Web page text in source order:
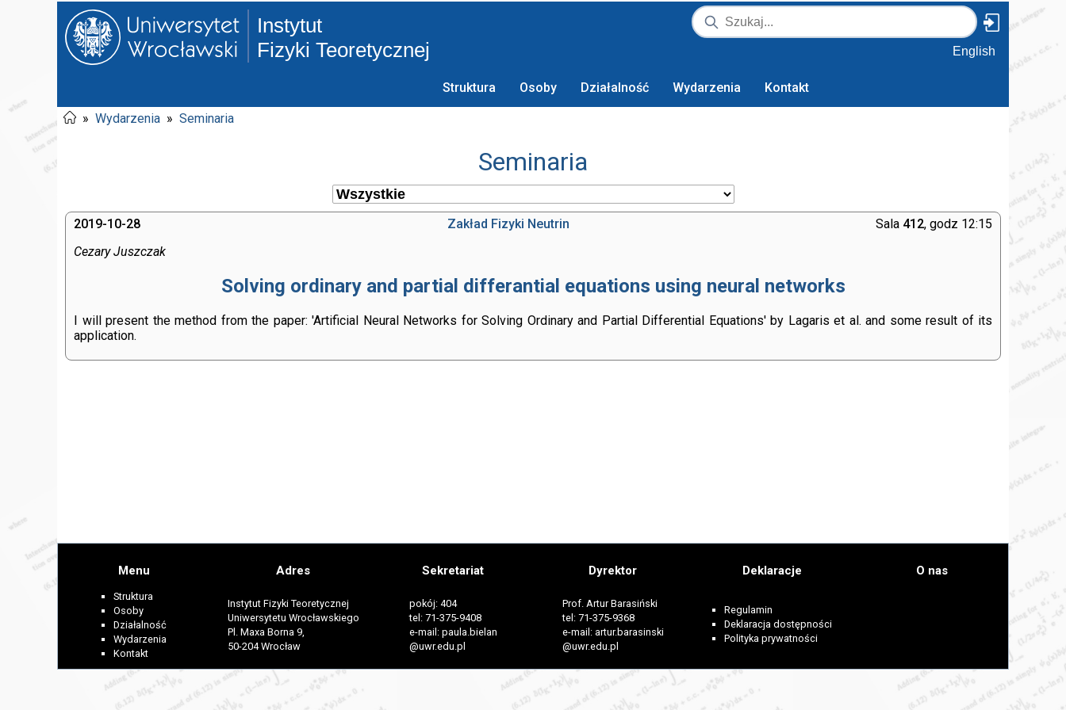
Instytut
Fizyki Teoretycznej
English
Struktura Osoby Działalność Wydarzenia Kontakt
» Wydarzenia » Seminaria
Seminaria
2019-10-28 Sala 412, godz 12:15
Zakład Fizyki Neutrin
Cezary Juszczak
Solving ordinary and partial differantial equations using neural networks
I will present the method from the paper: 'Artificial Neural Networks for Solving Ordinary and Partial Differential Equations' by Lagaris et al. and some result of its
application.
Menu
Struktura
Osoby
Działalność
Wydarzenia
Kontakt
Adres
Instytut Fizyki Teoretycznej
Uniwersytetu Wrocławskiego
Pl. Maxa Borna 9,
50-204 Wrocław
Sekretariat
pokój: 404
tel: 71-375-9408
e-mail: paula.bielan
@uwr.edu.pl
Dyrektor
Prof. Artur Barasiński
tel: 71-375-9368
e-mail: artur.barasinski
@uwr.edu.pl
Deklaracje
Regulamin
Deklaracja dostępności
Polityka prywatności
O nas